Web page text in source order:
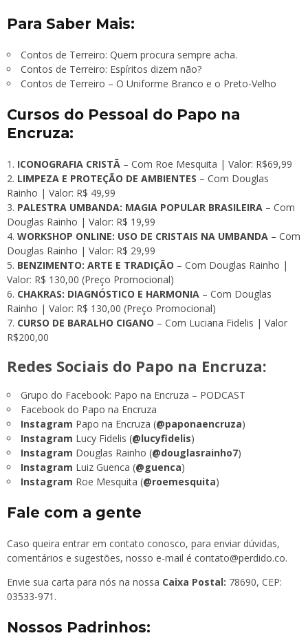
Para Saber Mais:
Contos de Terreiro: Quem procura sempre acha.
Contos de Terreiro: Espíritos dizem não?
Contos de Terreiro – O Uniforme Branco e o Preto-Velho
Cursos do Pessoal do Papo na
Encruza:
ICONOGRAFIA CRISTÃ – Com Roe Mesquita | Valor: R$69,99
LIMPEZA E PROTEÇÃO DE AMBIENTES – Com Douglas
Rainho | Valor: R$ 49,99
PALESTRA UMBANDA: MAGIA POPULAR BRASILEIRA – Com
Douglas Rainho | Valor: R$ 19,99
WORKSHOP ONLINE: USO DE CRISTAIS NA UMBANDA – Com
Douglas Rainho | Valor: R$ 29,99
BENZIMENTO: ARTE E TRADIÇÃO – Com Douglas Rainho |
Valor: R$ 130,00 (Preço Promocional)
CHAKRAS: DIAGNÓSTICO E HARMONIA – Com Douglas
Rainho | Valor: R$ 130,00 (Preço Promocional)
CURSO DE BARALHO CIGANO – Com Luciana Fidelis | Valor
R$200,00
Redes Sociais do Papo na Encruza:
Grupo do Facebook: Papo na Encruza – PODCAST
Facebook do Papo na Encruza
Instagram Papo na Encruza (@paponaencruza)
Instagram Lucy Fidelis (@lucyfidelis)
Instagram Douglas Rainho (@douglasrainho7)
Instagram Luiz Guenca (@guenca)
Instagram Roe Mesquita (@roemesquita)
Fale com a gente
Caso queira entrar em contato conosco, para enviar dúvidas,
comentários e sugestões, nosso e-mail é contato@perdido.co.
Envie sua carta para nós na nossa Caixa Postal: 78690, CEP:
03533-971.
Nossos Padrinhos: